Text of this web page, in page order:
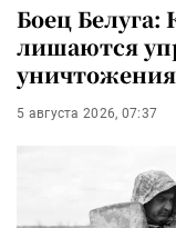
Боец
лишаются
5 августа 2026, 07:37